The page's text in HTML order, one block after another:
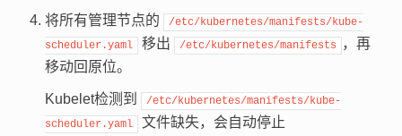
将所有管理节点的
/etc/kubernetes/manifests/kube-
scheduler.yaml
移出 /etc/kubernetes/manifests
，再
移动回原位。
Kubelet检测到
/etc/kubernetes/manifests/kube-
scheduler.yaml
文件缺失，会自动停止